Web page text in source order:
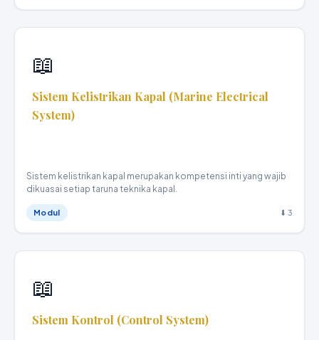
📖
Sistem Kelistrikan Kapal (Marine Electrical
System)
Sistem kelistrikan kapal merupakan kompetensi inti yang wajib
dikuasai setiap taruna teknika kapal.
Modul ⬇ 3
📖
Sistem Kontrol (Control System)